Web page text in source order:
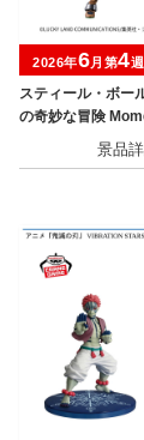
スティール・ボー
の奇妙な冒険
2026年6月第4